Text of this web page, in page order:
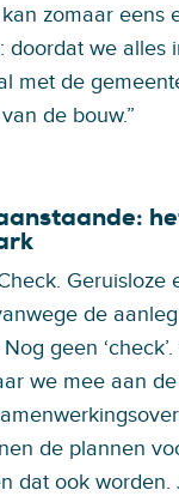
zomaar eens
doordat we alles
met de
de bouw.”
Geruisloze
de
geen
we mee aan
de plannen
dat ook worden.